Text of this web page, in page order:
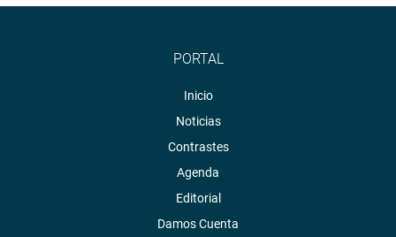
PORTAL
Inicio
Noticias
Contrastes
Agenda
Editorial
Damos Cuenta